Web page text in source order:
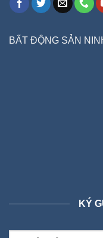
BẤT ĐỘNG SẢN
KÝ